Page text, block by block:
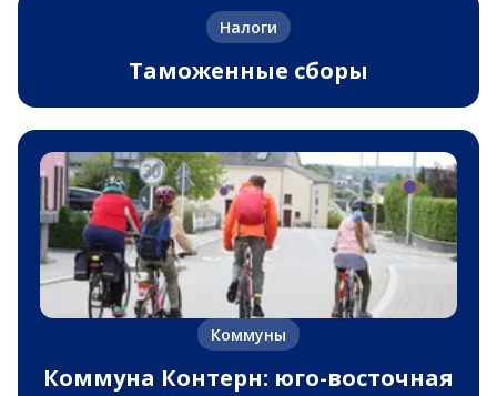
Налоги
Таможенные сборы
Коммуны
Коммуна Контерн: юго-восточная